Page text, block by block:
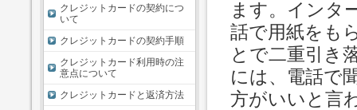
ます。インタ
話で用紙をも
とで二重引き
には、電話で
方がいいと言
クレジットカードの契約につ
いて
クレジットカードの契約手順
クレジットカード利用時の注
意点について
クレジットカードと返済方法